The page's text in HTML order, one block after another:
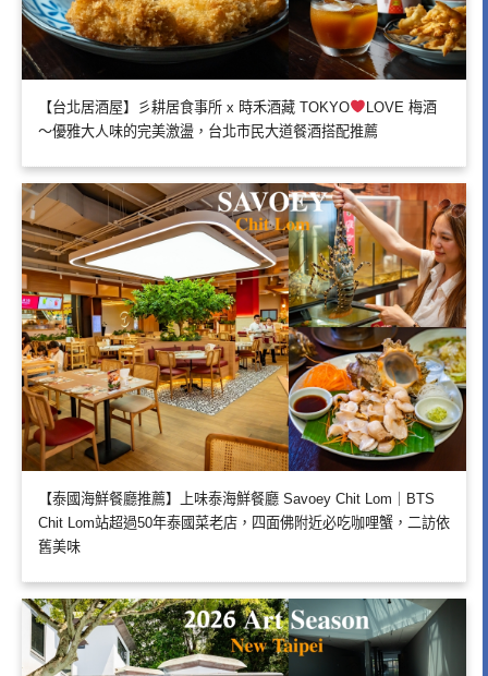
【台北居酒屋】彡耕居食事所 x 時禾酒藏 TOKYO
LOVE 梅酒
～優雅大人味的完美激盪，台北市民大道餐酒搭配推薦
【泰國海鮮餐廳推薦】上味泰海鮮餐廳 Savoey Chit Lom｜BTS
Chit Lom站超過50年泰國菜老店，四面佛附近必吃咖哩蟹，二訪依
舊美味